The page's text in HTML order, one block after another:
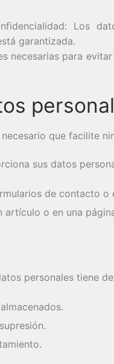
Los
garantizada.
necesarias para
que facilite
sus datos
de contacto o
artículo o en una
personales tiene